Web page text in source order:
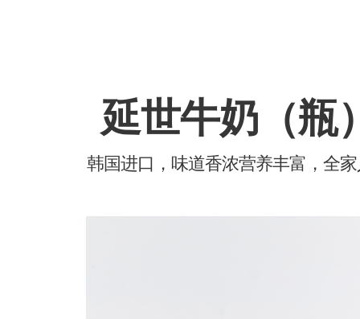
延世牛奶（瓶
韩国进口，味道香浓营养丰富，全